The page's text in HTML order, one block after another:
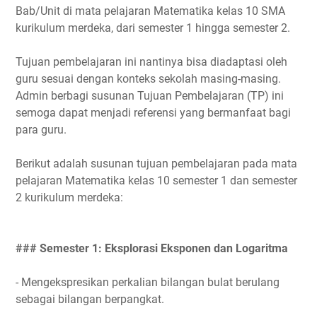
Bab/Unit di mata pelajaran Matematika kelas 10 SMA
kurikulum merdeka, dari semester 1 hingga semester 2.
Tujuan pembelajaran ini nantinya bisa diadaptasi oleh
guru sesuai dengan konteks sekolah masing-masing.
Admin berbagi susunan Tujuan Pembelajaran (TP) ini
semoga dapat menjadi referensi yang bermanfaat bagi
para guru.
Berikut adalah susunan tujuan pembelajaran pada mata
pelajaran Matematika kelas 10 semester 1 dan semester
2 kurikulum merdeka:
### Semester 1: Eksplorasi Eksponen dan Logaritma
- Mengekspresikan perkalian bilangan bulat berulang
sebagai bilangan berpangkat.